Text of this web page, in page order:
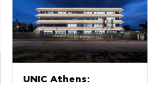
UNIC Athens: